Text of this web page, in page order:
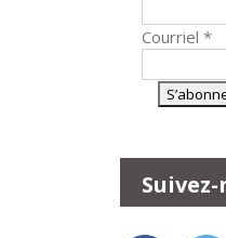
Courriel *